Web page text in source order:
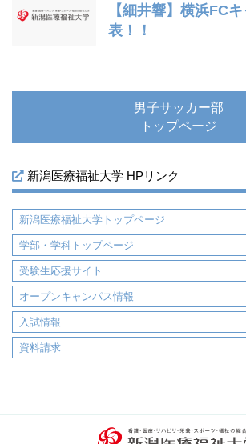
【細井響】横浜FC
表！！
男子サッカー部
トップページ
新潟医療福祉大学 HPリンク
新潟医療福祉大学トップページ
学部・学科トップページ
受験生応援サイト
オープンキャンパス情報
入試情報
資料請求